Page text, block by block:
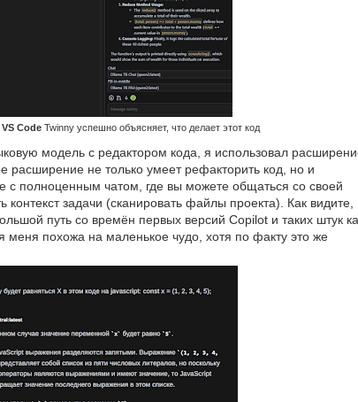
VS Code Twinny успешно объясняет, что делает этот код
модель с редактором кода, я использовал
расширение не только умеет рефакторить код, но и
с полноценным чатом, где вы можете общаться со своей
задачи (сканировать файлы проекта). Как видите,
путь со времён первых версий Copilot и таких штук
меня похожа на маленькое чудо, хотя по факту это же